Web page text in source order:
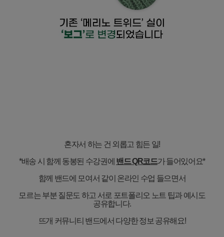
혼자서 하는 건 외롭고 힘든 일!
*배송 시 함께 동봉된 수강권에 밴드QR코드가 들어있어요*
함께 밴드에 모여서 같이 온라인 수업 들으면서
모르는 부분 질문도 하고 서로 포트폴리오 노트 팁과 예시도
공유합니다.
뜨개 커뮤니티 밴드에서 다양한 정보 공유해요!